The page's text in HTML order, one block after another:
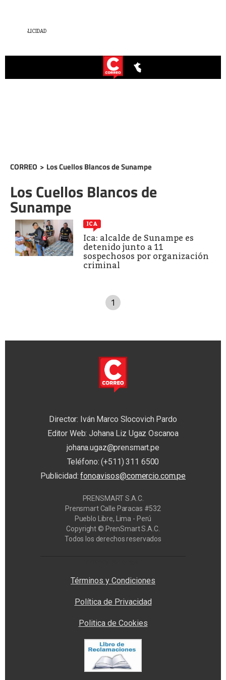
CORREO > Los Cuellos Blancos de Sunampe
Los Cuellos Blancos de
Sunampe
ICA
Ica: alcalde de Sunampe es
detenido junto a 11
sospechosos por organización
criminal
1
Director: Iván Marco Slocovich Pardo
Editor Web: Johana Liz Ugaz Oscanoa
johana.ugaz@prensmart.pe
Teléfono: (+511) 311 6500
Publicidad:fonoavisos@comercio.com.pe
PRENSMART S.A.C.
Prensmart Calle Paracas #532
Pueblo Libre, Lima - Perú
Copyright © PrenSmart S.A.C.
Todos los derechos reservados
Términos y Condiciones
Política de Privacidad
Politica de Cookies